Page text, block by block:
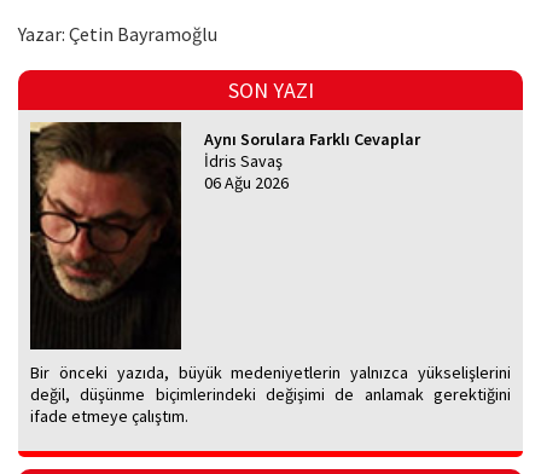
Yazar: Çetin Bayramoğlu
SON YAZI
Aynı Sorulara Farklı Cevaplar
İdris Savaş
06 Ağu 2026
Bir önceki yazıda, büyük medeniyetlerin yalnızca yükselişlerini
değil, düşünme biçimlerindeki değişimi de anlamak gerektiğini
ifade etmeye çalıştım.